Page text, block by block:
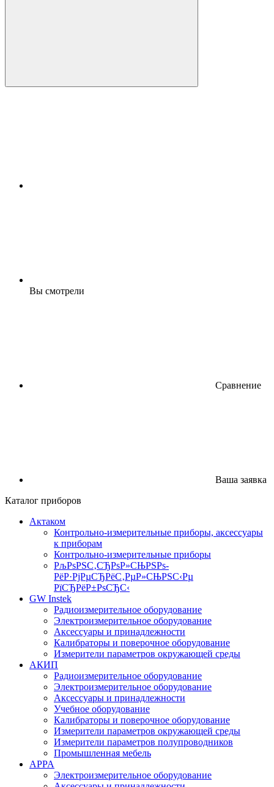
Вы смотрели
Сравнение
Ваша заявка
Каталог приборов
Актаком
Контрольно-измерительные приборы, аксессуары
к приборам
Контрольно-измерительные приборы
РљРѕРЅС‚СЂРѕР»СЊРЅРѕ-
РёР·РјРµСЂРёС‚РµР»СЊРЅС‹Рµ
РїСЂРёР±РѕСЂС‹
GW Instek
Радиоизмерительное оборудование
Электроизмерительное оборудование
Аксессуары и принадлежности
Калибраторы и поверочное оборудование
Измерители параметров окружающей среды
АКИП
Радиоизмерительное оборудование
Электроизмерительное оборудование
Аксессуары и принадлежности
Учебное оборудование
Калибраторы и поверочное оборудование
Измерители параметров окружающей среды
Измерители параметров полупроводников
Промышленная мебель
APPA
Электроизмерительное оборудование